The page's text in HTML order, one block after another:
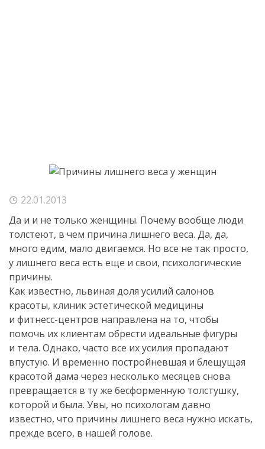
22.01.2013
Да и и не только женщины. Почему вообще люди
толстеют, в чем причина лишнего веса. Да, да,
много едим, мало двигаемся. Но все не так просто,
у лишнего веса есть еще и свои, психологические
причины.
Как известно, львиная доля усилий салонов
красоты, клиник эстетической медицины
и фитнесс-центров направлена на то, чтобы
помочь их клиентам обрести идеальные фигуры
и тела. Однако, часто все их усилия пропадают
впустую. И временно постройневшая и блещущая
красотой дама через несколько месяцев снова
превращается в ту же бесформенную толстушку,
которой и была. Увы, но психологам давно
известно, что причины лишнего веса нужно искать,
прежде всего, в нашей голове.